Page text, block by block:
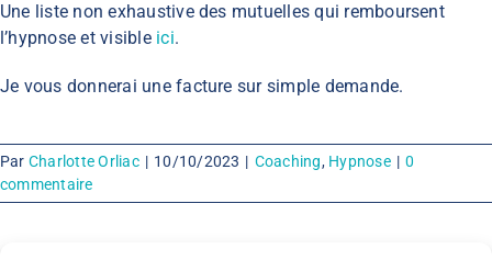
Une liste non exhaustive des mutuelles qui remboursent
l’hypnose et visible ici.
Je vous donnerai une facture sur simple demande.
Par Charlotte Orliac | 10/10/2023 | Coaching, Hypnose | 0
commentaire